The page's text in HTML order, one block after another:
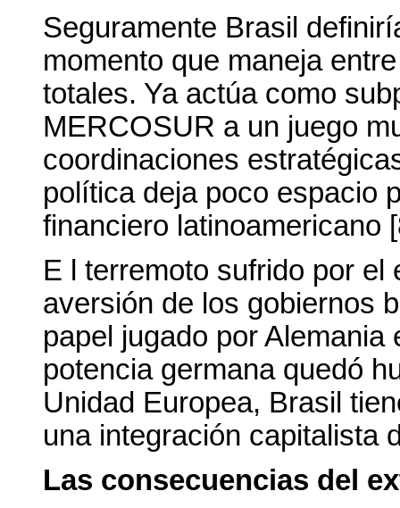
Seguramente Brasil
momento que maneja
totales. Ya actúa como
MERCOSUR a un juego
coordinaciones
política deja poco espacio
financiero latinoamericano
E l terremoto sufrido por
aversión de los gobiernos
papel jugado por
potencia germana quedó
Unidad Europea, Brasil
una integración capitalista
Las consecuencias del